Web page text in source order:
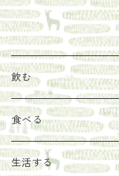
飲む
お茶
エキス
食べる
ジャム
生活する